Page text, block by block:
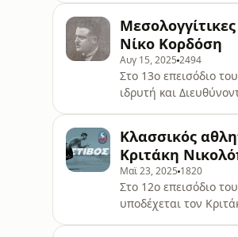
Νίκο Κορδόση
Αυγ 15, 2025 2494
Στο 13ο επεισόδιο
ιδρυτή και
Ευαγγελάτου: η
Κλασσικός
Κριτάκη
Μαϊ 23, 2025 1820
Στο 12ο επεισόδιο
υποδέχεται τον